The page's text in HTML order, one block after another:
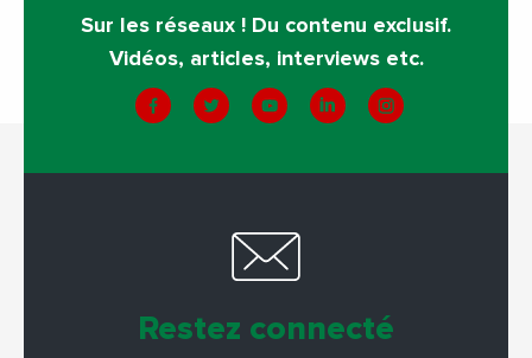
Sur les réseaux ! Du contenu exclusif.
Vidéos, articles, interviews etc.
Restez connecté